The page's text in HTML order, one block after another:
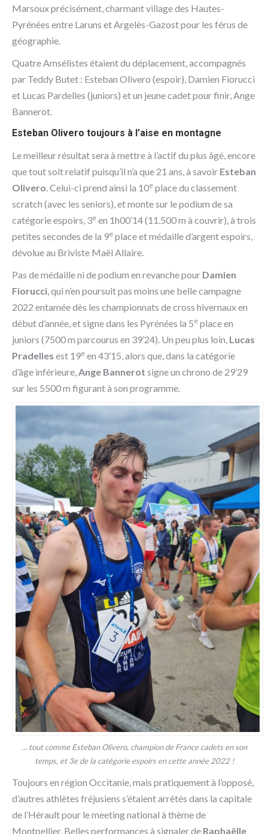
Marsoux précisément, charmant village des Hautes-
Pyrénées entre Laruns et Argelès-Gazost pour les férus de
géographie.
Quatre Amsélistes étaient du déplacement, accompagnés
par Teddy Butet : Esteban Olivero (espoir), Damien Fiorucci
et Lucas Pardelles (juniors) et un jeune cadet pour finir, Ange
Bannerot.
Esteban Olivero toujours à l’aise en montagne
Le meilleur résultat sera à mettre à l’actif du plus âgé, encore
que tout soit relatif puisqu’il n’a que 21 ans, à savoir Esteban
Olivero. Celui-ci prend ainsi la 10e place du classement
scratch (avec les seniors), et monte sur le podium de sa
catégorie espoirs, 3e en 1h00’14 (11.500 m à couvrir), à trois
petites secondes de la 9e place et médaille d’argent espoirs,
dévolue au Briviste Maël Allaire.
Pas de médaille ni de podium en revanche pour Damien
Fiorucci, qui n’en poursuit pas moins une belle campagne
2022 entamée dès les championnats de cross hivernaux en
début d’année, et signe dans les Pyrénées la 5e place en
juniors (7500 m parcourus en 39’24). Un peu plus loin, Lucas
Pradelles est 19e en 43’15, alors que, dans la catégorie
d’âge inférieure,Ange Bannerot signe un chrono de 29’29
sur les 5500 m figurant à son programme.
… tout comme Esteban Olivero, champion de France cadets en son
temps, et 3e de la catégorie espoirs en cette année 2022 !
Toujours en région Occitanie, mais pratiquement à l’opposé,
d’autres athlètes fréjusiens s’étaient arrêtés dans la capitale
de l’Hérault pour le meeting national à thème de
Montpellier. Belles performances à signaler de Raphaëlle